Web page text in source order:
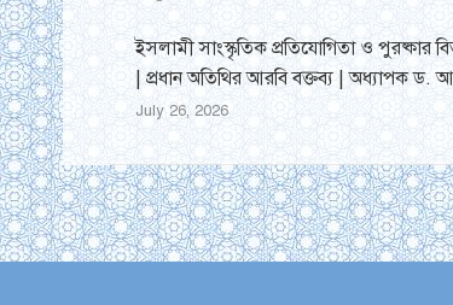
ইসলামী সাংস্কৃতিক প্রতিযোগিতা ও পুরষ্কার
| প্রধান অতিথির আরবি বক্তব্য | অধ্যাপক ড.
July 26, 2026